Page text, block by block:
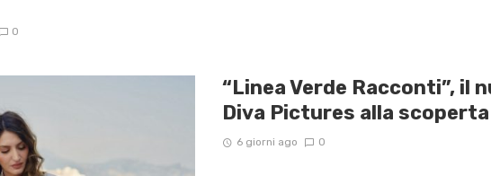
0
“Linea Verde Racconti”, il
Diva Pictures alla scoperta
6 giorni ago 0